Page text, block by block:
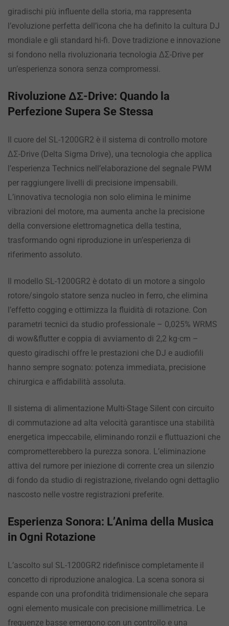
giradischi più influente della storia, ma rappresenta
l’evoluzione perfetta dell’icona che ha definito la cultura DJ
mondiale e gli standard hi-fi. Dove tradizione e innovazione
si fondono nella rivoluzionaria tecnologia ΔΣ-Drive per
un’esperienza sonora senza compromessi.
Rivoluzione ΔΣ-Drive: Quando la
Perfezione Supera Se Stessa
Il cuore del SL-1200GR2 è il sistema di controllo motore
ΔΣ-Drive (Delta Sigma Drive), una tecnologia che applica
l’esperienza Technics nell’elaborazione del segnale PWM
per raggiungere livelli di precisione impensabili.
L’innovativa tecnologia non solo elimina le minime
vibrazioni del motore, ma aumenta anche la precisione
della conversione elettromagnetica della testina,
trasformando ogni riproduzione in un’esperienza di
riferimento assoluto.
Il modello SL-1200GR2 è dotato di un motore a singolo
rotore/singolo statore senza nucleo in ferro, che elimina
l’effetto cogging e ottimizza la fluidità di rotazione. Con
parametri tecnici da studio professionale – 0,025% WRMS
di wow&flutter e coppia di avviamento di 2,2 kg·cm –
questo giradischi offre le prestazioni che DJ e audiofili
hanno sempre sognato: potenza immediata, precisione
chirurgica e affidabilità assoluta.
Il sistema di alimentazione Multi-Stage Silent con circuito
di commutazione ad alta velocità garantisce una stabilità
energetica impeccabile, eliminando ronzii e fluttuazioni che
comprometterebbero la purezza sonora. L’eliminazione
attiva del rumore per iniezione di corrente crea un silenzio
di fondo da studio di registrazione, rivelando ogni dettaglio
nascosto nelle vostre registrazioni preferite.
Esperienza Sonora: L’Anima della Musica
in Ogni Rotazione
L’ascolto sul SL-1200GR2 ridefinisce completamente il
concetto di riproduzione analogica. La scena sonora si
espande con una profondità tridimensionale che separa
ogni elemento musicale con precisione millimetrica. Le
frequenze basse emergono con un controllo e una